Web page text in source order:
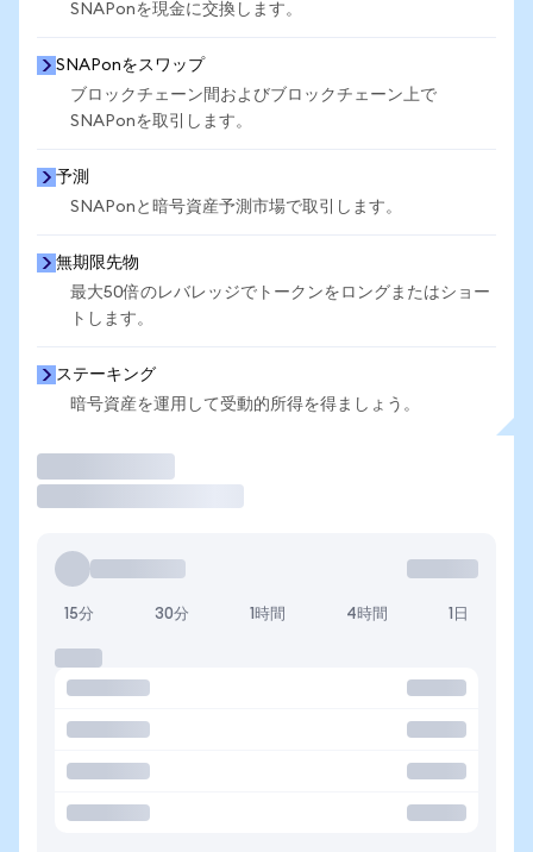
SNAPonを現金に交換します。
SNAPonをスワップ
ブロックチェーン間およびブロックチェーン上で
SNAPonを取引します。
予測
SNAPonと暗号資産予測市場で取引します。
無期限先物
最大50倍のレバレッジでトークンをロングまたはショー
トします。
ステーキング
暗号資産を運用して受動的所得を得ましょう。
15分 30分 1時間 4時間 1日